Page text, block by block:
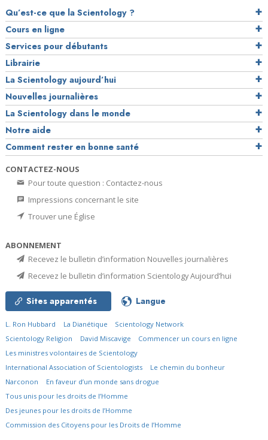
Qu’est-ce que la Scientology ?
Cours en ligne
Services pour débutants
Librairie
La Scientology aujourd’hui
Nouvelles journalières
La Scientology dans le monde
Notre aide
Comment rester en bonne santé
CONTACTEZ-NOUS
Pour toute question : Contactez-nous
Impressions concernant le site
Trouver une Église
ABONNEMENT
Recevez le bulletin d’information Nouvelles journalières
Recevez le bulletin d’information Scientology Aujourd’hui
Sites apparentés Langue
L. Ron Hubbard La Dianétique
Scientology Network
Scientology Religion
David Miscavige
Commencer un cours en ligne
Les ministres volontaires de Scientology
International Association of Scientologists
Le chemin du bonheur
Narconon
En faveur d’un monde sans drogue
Tous unis pour les droits de l’Homme
Des jeunes pour les droits de l’Homme
Commission des Citoyens pour les Droits de l’Homme